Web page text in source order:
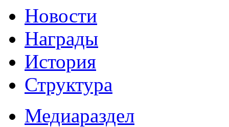
Новости
Награды
История
Структура
Медиараздел